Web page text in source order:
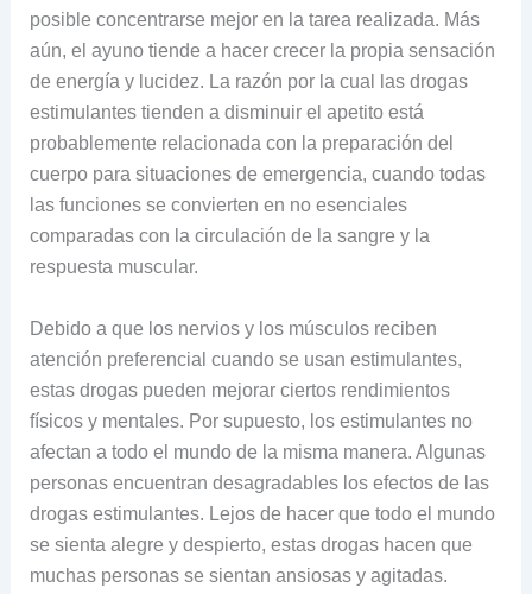
posible concentrarse mejor en la tarea realizada. Más
aún, el ayuno tiende a hacer crecer la propia sensación
de energía y lucidez. La razón por la cual las drogas
estimulantes tienden a disminuir el apetito está
probablemente relacionada con la preparación del
cuerpo para situaciones de emergencia, cuando todas
las funciones se convierten en no esenciales
comparadas con la circulación de la sangre y la
respuesta muscular.
Debido a que los nervios y los músculos reciben
atención preferencial cuando se usan estimulantes,
estas drogas pueden mejorar ciertos rendimientos
físicos y mentales. Por supuesto, los estimulantes no
afectan a todo el mundo de la misma manera. Algunas
personas encuentran desagradables los efectos de las
drogas estimulantes. Lejos de hacer que todo el mundo
se sienta alegre y despierto, estas drogas hacen que
muchas personas se sientan ansiosas y agitadas.